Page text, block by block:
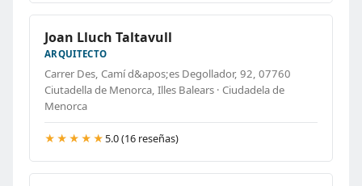
Joan Lluch Taltavull
ARQUITECTO
Carrer Des, Camí d&apos;es Degollador, 92, 07760
Ciutadella de Menorca, Illes Balears · Ciudadela de
Menorca
★★★★★ 5.0 (16 reseñas)